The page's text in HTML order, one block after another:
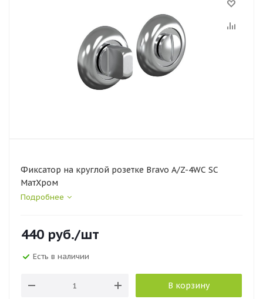
Фиксатор на круглой розетке Bravo A/Z-4WC SC
МатХром
Подробнее
440 руб./шт
Есть в наличии
В корзину